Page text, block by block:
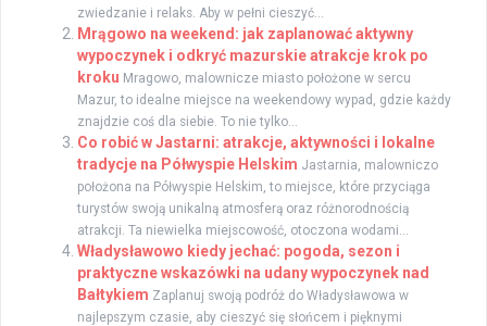
zwiedzanie i relaks. Aby w pełni cieszyć...
Mrągowo na weekend: jak zaplanować aktywny
wypoczynek i odkryć mazurskie atrakcje krok po
kroku Mragowo, malownicze miasto położone w sercu
Mazur, to idealne miejsce na weekendowy wypad, gdzie każdy
znajdzie coś dla siebie. To nie tylko...
Co robić w Jastarni: atrakcje, aktywności i lokalne
tradycje na Półwyspie Helskim Jastarnia, malowniczo
położona na Półwyspie Helskim, to miejsce, które przyciąga
turystów swoją unikalną atmosferą oraz różnorodnością
atrakcji. Ta niewielka miejscowość, otoczona wodami...
Władysławowo kiedy jechać: pogoda, sezon i
praktyczne wskazówki na udany wypoczynek nad
Bałtykiem Zaplanuj swoją podróż do Władysławowa w
najlepszym czasie, aby cieszyć się słońcem i pięknymi